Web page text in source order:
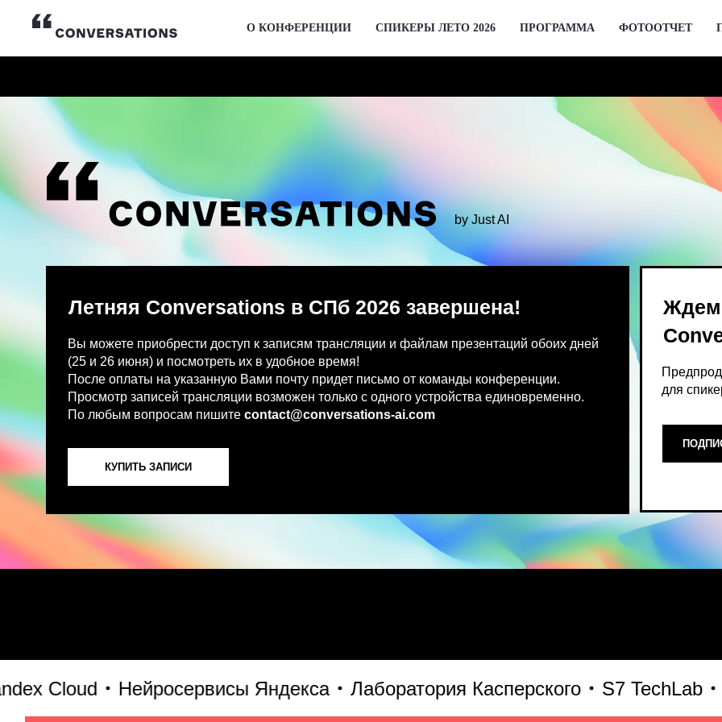
О КОНФЕРЕНЦИИ СПИКЕРЫ ЛЕТО 2026 ПРОГРАММА ФОТООТЧЕТ
by Just AI
Вы можете приобрести доступ к записям трансляции и файлам презентаций обоих дней
После оплаты на указанную Вами почту придет письмо от команды конференции.
Просмотр записей трансляции возможен только с одного устройства единовременно.
По любым вопросам пишите
contact@conversations-ai.co
Предпродажа билетов
для спикеров откроются
Ждем вас 2
КУПИТЬ ЗАПИСИ
ПОДПИСАТЬСЯ НА
Cloud Нейросервисы Яндекса Лаборатория Касперского S7 TechLab Т-
Место, где можно получить
генеративного AI прямо сейчас.